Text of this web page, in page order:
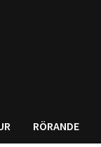
RÖRANDE